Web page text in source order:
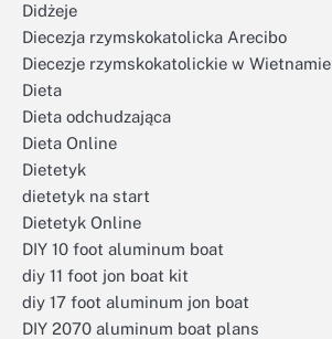
Didżeje
Diecezja rzymskokatolicka Arecibo
Diecezje rzymskokatolickie w Wietnamie
Dieta
Dieta odchudzająca
Dieta Online
Dietetyk
dietetyk na start
Dietetyk Online
DIY 10 foot aluminum boat
diy 11 foot jon boat kit
diy 17 foot aluminum jon boat
DIY 2070 aluminum boat plans